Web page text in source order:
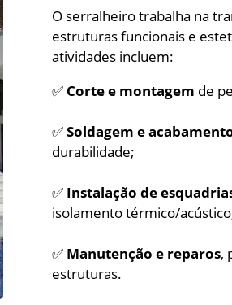
O serralheiro trabalha na
estruturas funcionais e
atividades incluem:
✅ Corte e montagem de
✅Soldagem e
durabilidade;
✅ Instalação de
isolamento térmico/
✅ Manutenção e reparos,
estruturas.